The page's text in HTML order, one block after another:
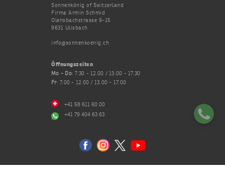
Sonnenkönig of Switzerland
Firma Armin Schmid
Olensbachstrasse 9-15
9631 Ulisbach
info@sonnenkoenig.ch
Öffnungszeiten
Mo - Do: 7.30 - 12.00 / 13.00 - 17.30
Fr: 7.00 - 12.00 / 13.00 - 17.00
+41 58 611 60 00
+41 79 404 63 63